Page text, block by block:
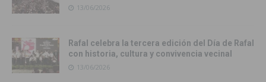
13/06/2026
Rafal celebra la tercera edición del Día de Rafal
con historia, cultura y convivencia vecinal
13/06/2026